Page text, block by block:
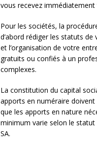
vous recevez
Pour les sociétés, la
d’abord rédiger les statuts
et l’organisation de votre
gratuits ou confiés à un
complexes.
La constitution du capital
apports en numéraire
que les apports en nature
minimum varie selon le statut
SA.